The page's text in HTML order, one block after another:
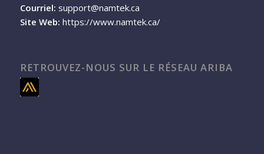
Courriel: support@namtek.ca
Site Web: https://www.namtek.ca/
RETROUVEZ-NOUS SUR LE RÉSEAU ARIBA